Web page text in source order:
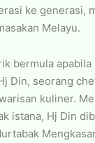
ke generasi,
Melayu.
bermula
Din, seorang
kuliner.
istana, Hj Din